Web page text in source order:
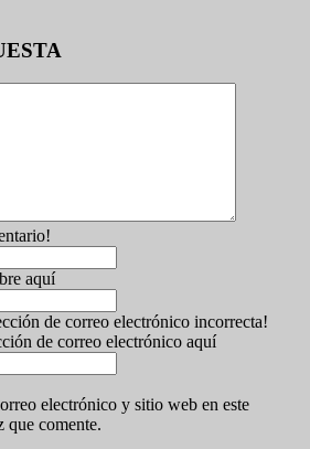
aquí
de correo electrónico incorrecta!
de correo electrónico aquí
electrónico y sitio web en este
que comente.